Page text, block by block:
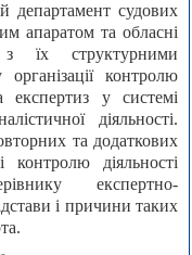
департамент судових
апаратом та обласні
з їх структурними
контролю
експертиз у системі
діяльності.
та додаткових
діяльності
експертно-
і причини таких